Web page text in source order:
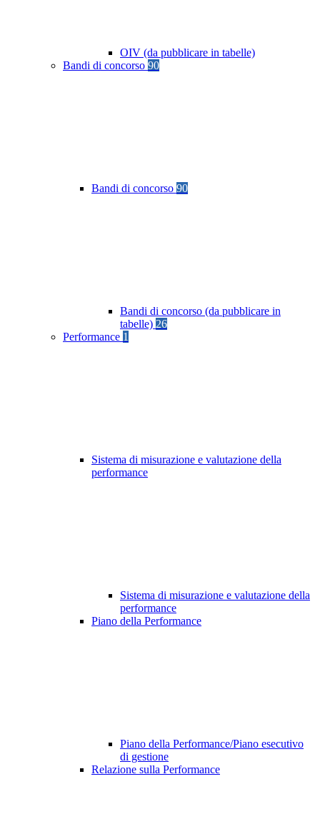
OIV (da pubblicare in tabelle)
Bandi di concorso 90
Bandi di concorso 90
Bandi di concorso (da pubblicare in
tabelle) 26
Performance 1
Sistema di misurazione e valutazione della
performance
Sistema di misurazione e valutazione della
performance
Piano della Performance
Piano della Performance/Piano esecutivo
di gestione
Relazione sulla Performance